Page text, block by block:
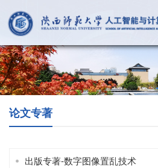
论文专著
出版专著-数字图像置乱技术